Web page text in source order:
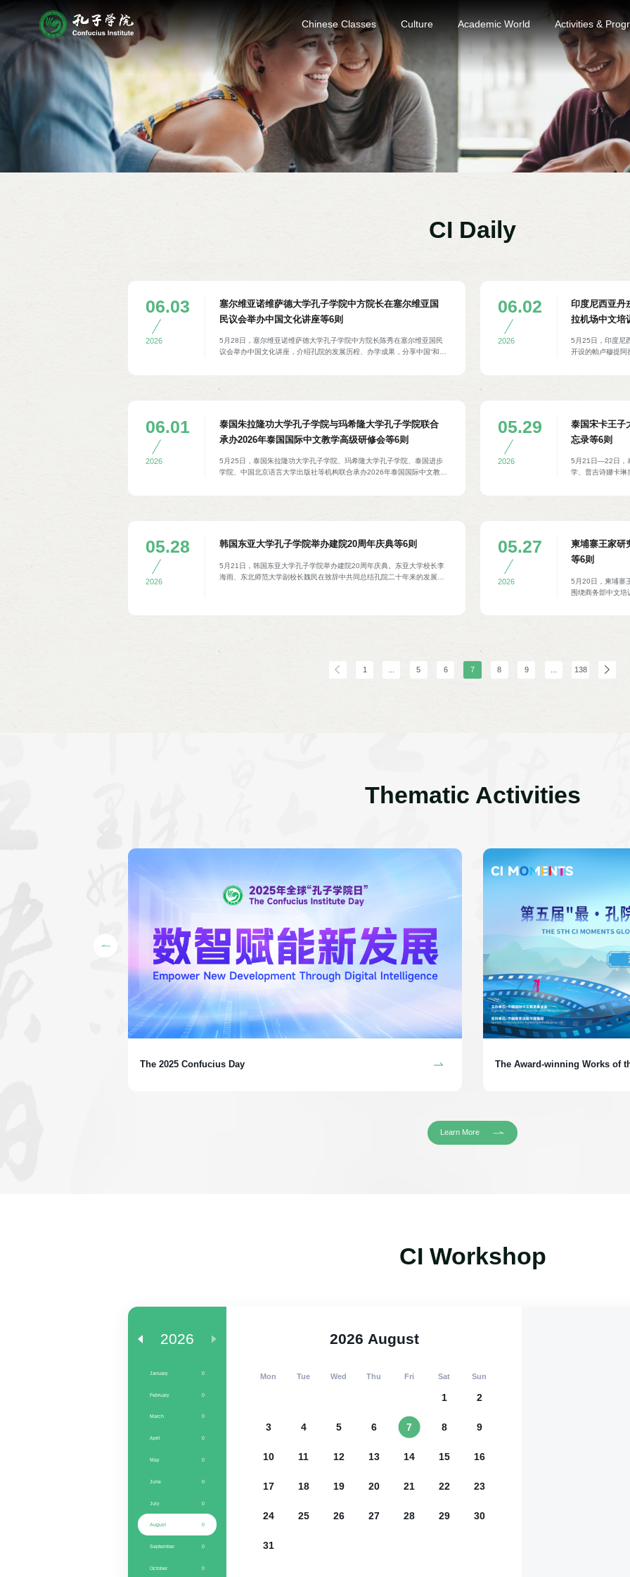
Chinese Classes Culture Academic World Activities &
CI Daily
06.03
2026
塞尔维亚诺维萨德大学孔子学院中方院长在塞尔维亚国
民议会举办中国文化讲座等6则
5月28日，塞尔维亚诺维萨德大学孔子学院中方院长陈秀在塞尔维亚国民
议会举办中国文化讲座，介绍孔院的发展历程、办学成果，分享中国“和”
国民议会副议长兼外交事务委员会主席玛丽娜·拉古什与负责国际事务的
06.02
2026
印度尼西亚丹
拉机场中文培
5月25日，印度尼
开设的帕卢穆提阿
勤、边检、海关
06.01
2026
泰国朱拉隆功大学孔子学院与玛希隆大学孔子学院联合
承办2026年泰国国际中文教学高级研修会等6则
5月25日，泰国朱拉隆功大学孔子学院、玛希隆大学孔子学院、泰国进步
学院、中国北京语言大学出版社等机构联合承办2026年泰国国际中文教学
文》作者马业敏、泰国D-prep国际学校语言部主任马云围绕国际中文教学
淑环，泰国华文教师公会副主席郭晓辉，泰国华文教师公会副主席、朱拉
隆功大学孔院高级顾问傅增有，以及来自泰国各地的中文教师等200人参
加。
05.29
2026
泰国宋卡王子
忘录等6则
5月21日—22日，
学、普吉诗娜卡琳
流等方面为签约
05.28
2026
韩国东亚大学孔子学院举办建院20周年庆典等6则
5月21日，韩国东亚大学孔子学院举办建院20周年庆典。东亚大学校长李
海雨、东北师范大学副校长魏民在致辞中共同总结孔院二十年来的发展历
05.27
2026
柬埔寨王家研
等6则
5月20日，柬埔寨
围绕商务部中文培
作共识。商务部
1 5 6 7 8 9 138
Thematic Activities
The 2025 Confucius Day
The Award-winning Works of
Learn More
CI Workshop
2026
January 0
February 0
March 0
April 0
May 0
June 0
July 0
August 0
September 0
October 0
2026 August
Mon Tue Wed Thu Fri Sat Sun
1 2
3 4 5 6 7 8 9
10 11 12 13 14 15 16
17 18 19 20 21 22 23
24 25 26 27 28 29 30
31